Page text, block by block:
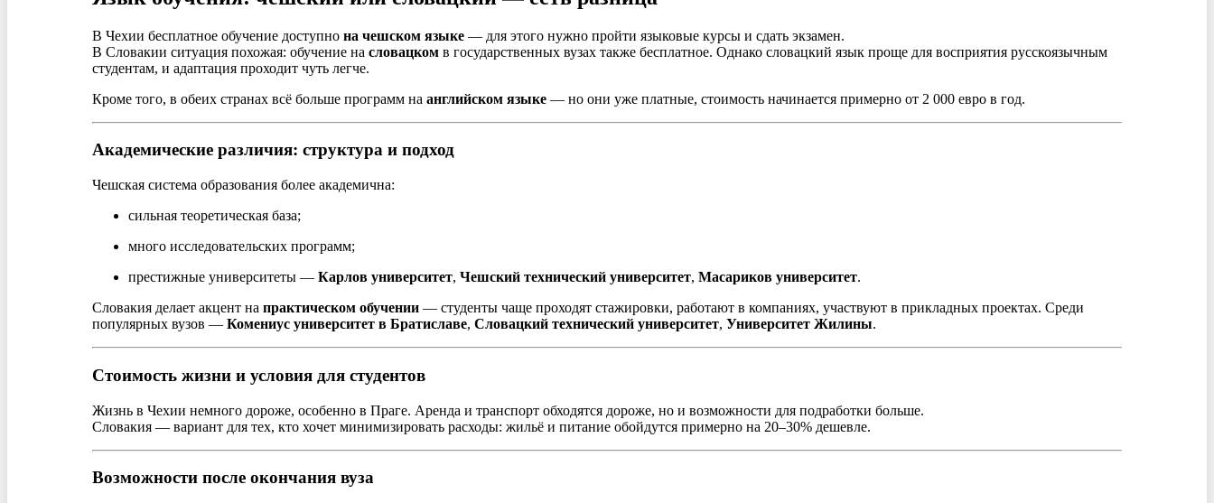
В Чехии бесплатное обучение доступно на чешском языке — для этого нужно пройти языковые курсы и сдать экзамен.
В Словакии ситуация похожая: обучение на словацком в государственных вузах также бесплатное. Однако словацкий язык проще для восприятия русскоязычным
студентам, и адаптация проходит чуть легче.
Кроме того, в обеих странах всё больше программ на английском языке — но они уже платные, стоимость начинается примерно от 2 000 евро в год.
Академические различия: структура и подход
Чешская система образования более академична:
сильная теоретическая база;
много исследовательских программ;
престижные университеты — Карлов университет, Чешский технический университет, Масариков университет.
Словакия делает акцент на практическом обучении — студенты чаще проходят стажировки, работают в компаниях, участвуют в прикладных проектах. Среди
популярных вузов — Комениус университет в Братиславе, Словацкий технический университет, Университет Жилины.
Стоимость жизни и условия для студентов
Жизнь в Чехии немного дороже, особенно в Праге. Аренда и транспорт обходятся дороже, но и возможности для подработки больше.
Словакия — вариант для тех, кто хочет минимизировать расходы: жильё и питание обойдутся примерно на 20–30% дешевле.
Возможности после окончания вуза